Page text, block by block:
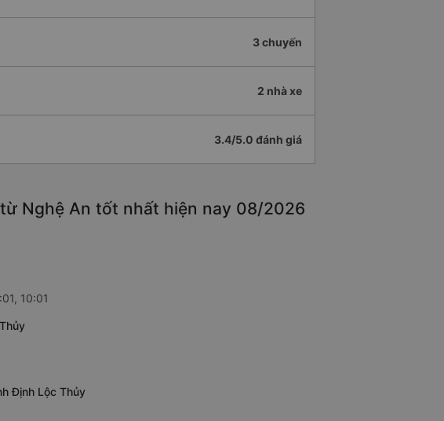
3 chuyến
2 nhà xe
3.4/5.0 đánh giá
Nghệ An tốt nhất hiện nay 08/2026
10:01
Định Lộc Thủy